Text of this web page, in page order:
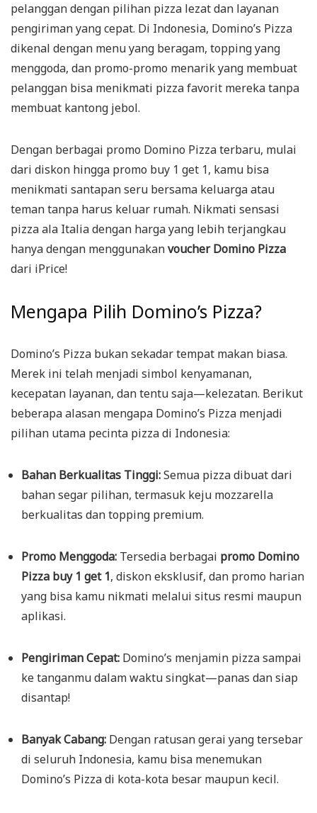
pelanggan dengan pilihan pizza lezat dan layanan
pengiriman yang cepat. Di Indonesia, Domino’s Pizza
dikenal dengan menu yang beragam, topping yang
menggoda, dan promo-promo menarik yang membuat
pelanggan bisa menikmati pizza favorit mereka tanpa
membuat kantong jebol.
Dengan berbagai promo Domino Pizza terbaru, mulai
dari diskon hingga promo buy 1 get 1, kamu bisa
menikmati santapan seru bersama keluarga atau
teman tanpa harus keluar rumah. Nikmati sensasi
pizza ala Italia dengan harga yang lebih terjangkau
hanya dengan menggunakanvoucher Domino Pizza
dari iPrice!
Mengapa Pilih Domino’s Pizza?
Domino’s Pizza bukan sekadar tempat makan biasa.
Merek ini telah menjadi simbol kenyamanan,
kecepatan layanan, dan tentu saja—kelezatan. Berikut
beberapa alasan mengapa Domino’s Pizza menjadi
pilihan utama pecinta pizza di Indonesia:
Bahan Berkualitas Tinggi:Semua pizza dibuat dari
bahan segar pilihan, termasuk keju mozzarella
berkualitas dan topping premium.
Promo Menggoda: Tersedia berbagai promo Domino
Pizza buy 1 get 1, diskon eksklusif, dan promo harian
yang bisa kamu nikmati melalui situs resmi maupun
aplikasi.
Pengiriman Cepat: Domino’s menjamin pizza sampai
ke tanganmu dalam waktu singkat—panas dan siap
disantap!
Banyak Cabang: Dengan ratusan gerai yang tersebar
di seluruh Indonesia, kamu bisa menemukan
Domino’s Pizza di kota-kota besar maupun kecil.